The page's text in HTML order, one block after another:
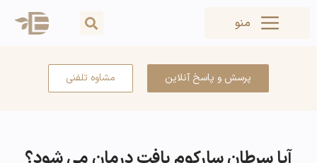
منو
پرسش و پاسخ آنلاین مشاوه تلفنی